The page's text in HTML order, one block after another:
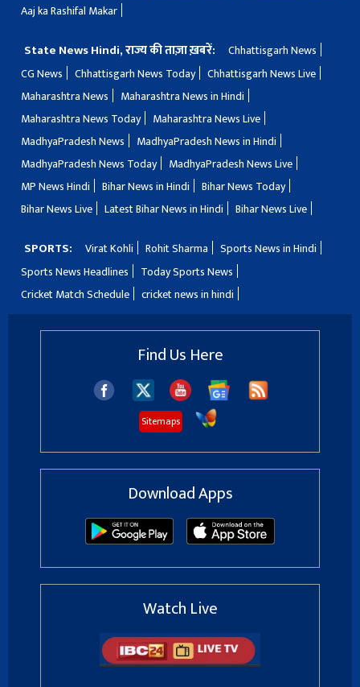
Aaj ka Rashifal Makar
State News Hindi, राज्य की ताज़ा ख़बरें:
Chhattisgarh News
CG News
Chhattisgarh News Today
Chhattisgarh News Live
Maharashtra News
Maharashtra News in Hindi
Maharashtra News Today
Maharashtra News Live
MadhyaPradesh News
MadhyaPradesh News in Hindi
MadhyaPradesh News Today
MadhyaPradesh News Live
MP News Hindi
Bihar News in Hindi
Bihar News Today
Bihar News Live
Latest Bihar News in Hindi Bihar News Live
SPORTS: Virat Kohli Rohit Sharma
Sports News in Hindi
Sports News Headlines
Today Sports News
Cricket Match Schedule
cricket news in hindi
Find Us Here
Sitemaps
Download Apps
Watch Live